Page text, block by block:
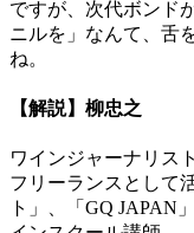
ですが、次代ボンド
ニルを」なんて、舌
ね。
【解説】柳忠之
ワインジャーナリス
フリーランスとして
ト」、「GQ JAPAN